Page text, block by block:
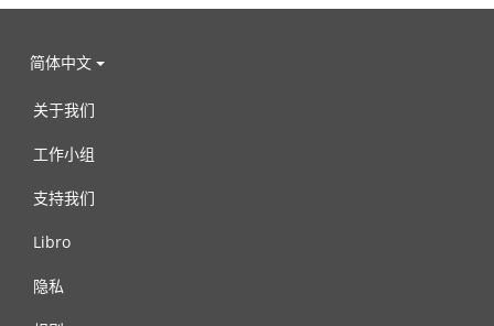
简体中文
关于我们
工作小组
支持我们
Libro
隐私